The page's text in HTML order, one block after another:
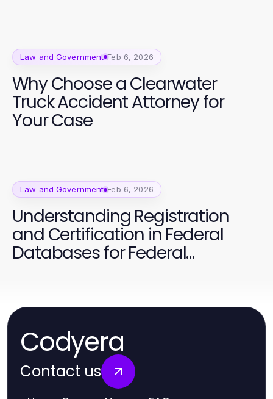
Law and Government Feb 6, 2026
Why Choose a Clearwater
Truck Accident Attorney for
Your Case
Law and Government Feb 6, 2026
Understanding Registration
and Certification in Federal
Databases for Federal
Codyera
Contact us